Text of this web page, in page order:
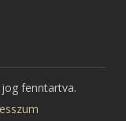
fenntartva.